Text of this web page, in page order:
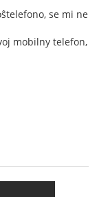
se mi ne
mobilny telefon,